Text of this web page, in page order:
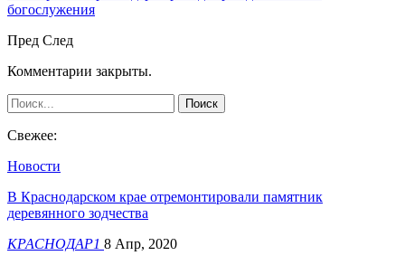
богослужения
Пред След
Комментарии закрыты.
Свежее:
Новости
В Краснодарском крае отремонтировали памятник
деревянного зодчества
КРАСНОДАР1 8 Апр, 2020